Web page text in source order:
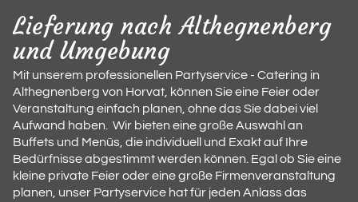
Lieferung nach Althegnenberg
und Umgebung
Mit unserem professionellen Partyservice - Catering in
Althegnenberg von Horvat, können Sie eine Feier oder
Veranstaltung einfach planen, ohne das Sie dabei viel
Aufwand haben. Wir bieten eine große Auswahl an
Buffets und Menüs, die individuell und Exakt auf Ihre
Bedürfnisse abgestimmt werden können. Egal ob Sie eine
kleine private Feier oder eine große Firmenveranstaltung
planen, unser Partyservice hat für jeden Anlass das